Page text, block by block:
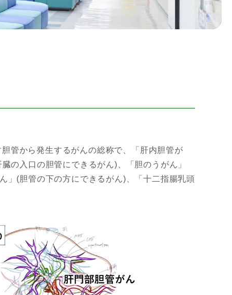
管から発生するがんの総称で、「肝内胆管が
の入口の胆管にできるがん)、「胆のうがん」
」(胆管の下の方にできるがん)、「十二指腸乳頭